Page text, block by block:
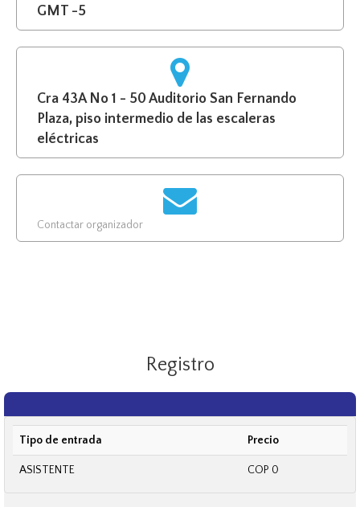
GMT -5
Cra 43A No 1 - 50 Auditorio San Fernando
Plaza, piso intermedio de las escaleras
eléctricas
Contactar organizador
Registro
Tipo de entrada Precio
ASISTENTE COP 0